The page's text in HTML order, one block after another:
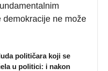
ne može
političara koji se
u politici: i nakon